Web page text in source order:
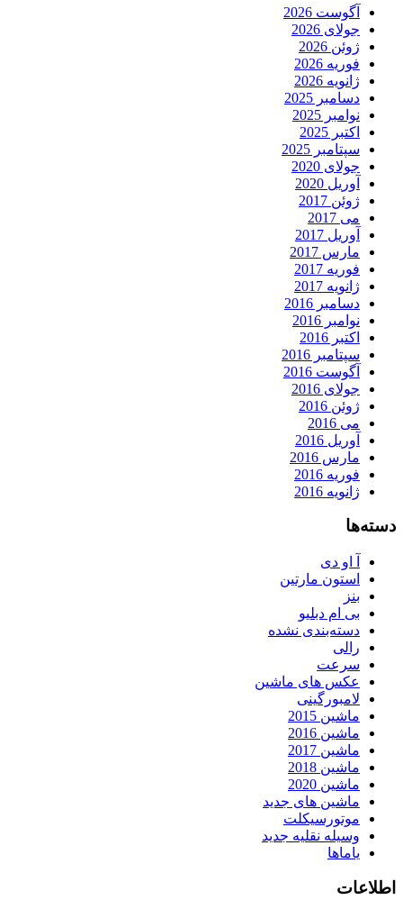
آگوست 2026
جولای 2026
ژوئن 2026
فوریه 2026
ژانویه 2026
دسامبر 2025
نوامبر 2025
اکتبر 2025
سپتامبر 2025
جولای 2020
آوریل 2020
ژوئن 2017
می 2017
آوریل 2017
مارس 2017
فوریه 2017
ژانویه 2017
دسامبر 2016
نوامبر 2016
اکتبر 2016
سپتامبر 2016
آگوست 2016
جولای 2016
ژوئن 2016
می 2016
آوریل 2016
مارس 2016
فوریه 2016
ژانویه 2016
دسته‌ها
آ او دی
استون مارتین
بنز
بی ام دبلیو
دسته‌بندی نشده
رالی
سرعت
عکس های ماشین
لامبورگینی
ماشین 2015
ماشین 2016
ماشین 2017
ماشین 2018
ماشین 2020
ماشین های جدید
موتورسیکلت
وسیله نقلیه جدید
یاماها
اطلاعات